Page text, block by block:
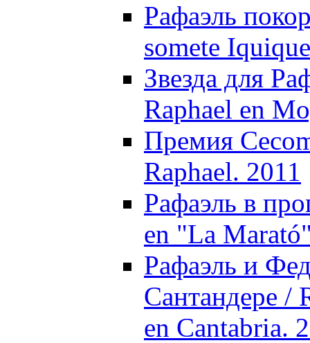
Рафаэль
somete
Звезда для
Raphael en
Премия
Raphael. 2011
Рафаэль в
en "La
Рафаэль и
Сантандере /
en Cantabria.